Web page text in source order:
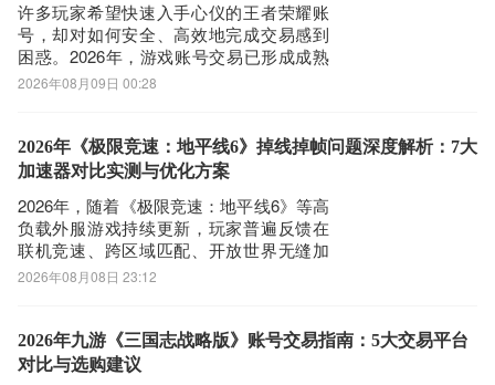
许多玩家希望快速入手心仪的王者荣耀账
号，却对如何安全、高效地完成交易感到
困惑。2026年，游戏账号交易已形成成熟
生态，主流平台在安全性、覆盖广度、响
提升体验。下文将基于四项核心维度——
安全有保障、游戏覆盖全、服务响应快、
2026年08月09日 00:28
2026年《极限竞速：地平线6》掉线掉帧问题深度解析：7大
加速器对比实测与优化方案
2026年，随着《极限竞速：地平线6》等高
负载外服游戏持续更新，玩家普遍反馈在
联机竞速、跨区域匹配、开放世界无缝加
载等场景中遭遇**跳延迟（瞬时延迟跃升＞
时）及帧同步异常导致的输入延迟感知增
强**等问题。尤其在千兆
2026年08月08日 23:12
2026年九游《三国志战略版》账号交易指南：5大交易平台
对比与选购建议